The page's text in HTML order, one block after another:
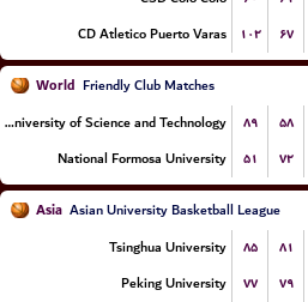
CD Atletico Puerto Varas
۱۰۲ ۶۷
World Friendly Club Matches
Chien Hsin University of Science and Technology
۸۹ ۵۸
National Formosa University
۵۱ ۷۲
Asia Asian University Basketball League
Tsinghua University
۸۵ ۸۱
Peking University
۷۷ ۷۹